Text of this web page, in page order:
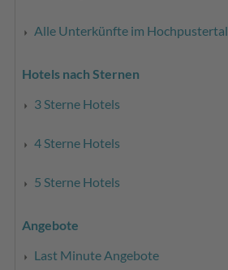
Alle Unterkünfte im Hochpustertal
Hotels nach Sternen
3 Sterne Hotels
4 Sterne Hotels
5 Sterne Hotels
Angebote
Last Minute Angebote